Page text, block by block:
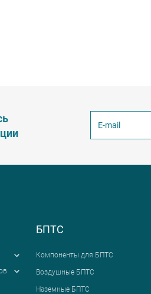
БПТС
Компоненты для БПТС
Воздушные БПТС
Наземные БПТС